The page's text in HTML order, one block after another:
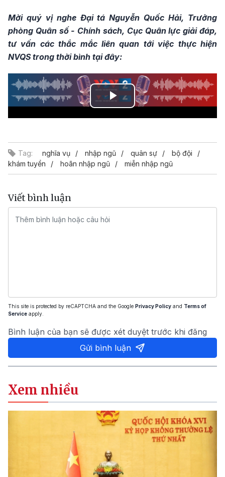
Mời quý vị nghe Đại tá Nguyễn Quốc Hải, Trưởng
phòng Quân số - Chính sách, Cục Quân lực giải đáp,
tư vấn các thắc mắc liên quan tới việc thực hiện
NVQS trong thời bình tại đây:
Play
Tag: nghĩa vụ nhập ngũ quân sự
bộ đội
khám tuyển
hoãn nhập ngũ miễn nhập ngũ
Viết bình luận
This site is protected by reCAPTCHA and the Google Privacy Policy and Terms of
Service apply.
Bình luận của bạn sẽ được xét duyệt trước khi đăng
Gửi bình luận
Xem nhiều